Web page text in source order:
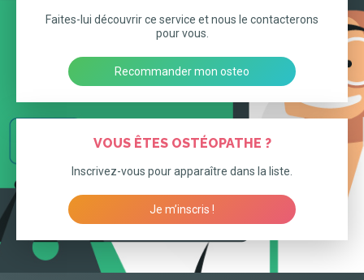
Faites-lui découvrir ce service et nous le contacterons
pour vous.
Recommander mon osteo
VOUS ÊTES OSTÉOPATHE ?
Inscrivez-vous pour apparaître dans la liste.
Je m’inscris !